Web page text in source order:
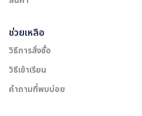
ช่วยเหลือ
วิธีการสั่งซื้อ
วิธีเข้าเรียน
คำถามที่พบบ่อย